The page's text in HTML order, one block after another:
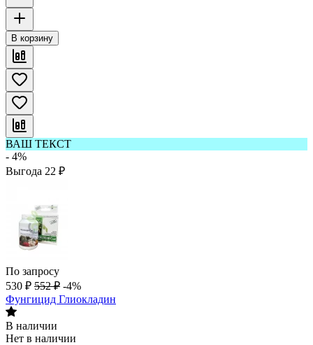
В корзину
ВАШ ТЕКСТ
- 4%
Выгода 22 ₽
По запросу
530 ₽ 552 ₽ -4%
Фунгицид Глиокладин
В наличии
Нет в наличии